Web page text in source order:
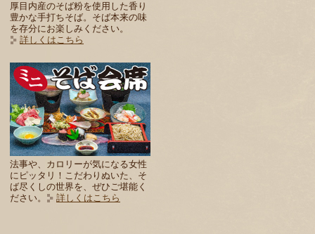
厚目内産のそば粉を使用した香り
豊かな手打ちそば。そば本来の味
を存分にお楽しみください。
詳しくはこちら
法事や、カロリーが気になる女性
にピッタリ！こだわりぬいた、そ
ば尽くしの世界を、ぜひご堪能く
ださい。
詳しくはこちら